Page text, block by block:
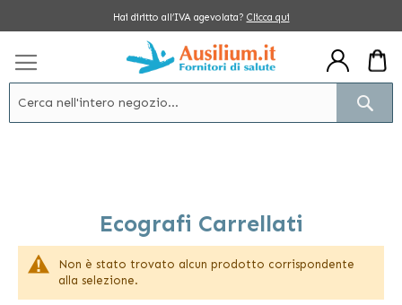
Hai diritto all’IVA agevolata? Clicca qui
Ecografi Carrellati
Non è stato trovato alcun prodotto corrispondente
alla selezione.